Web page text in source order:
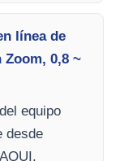
línea de
0,8 ~
equipo
desde